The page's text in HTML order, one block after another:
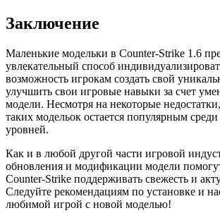
Заключение
Маленькие модельки в Counter-Strike 1.6
увлекательный способ
возможность игрокам создать свой
улучшить свои игровые навыки за счет
модели. Несмотря на некоторые
таких модельок остается популярным
уровней.
Как и в любой другой части игровой
обновления и модификации модели
Counter-Strike поддерживать свежесть и
Следуйте рекомендациям по установке и
любимой игрой с новой моделью!